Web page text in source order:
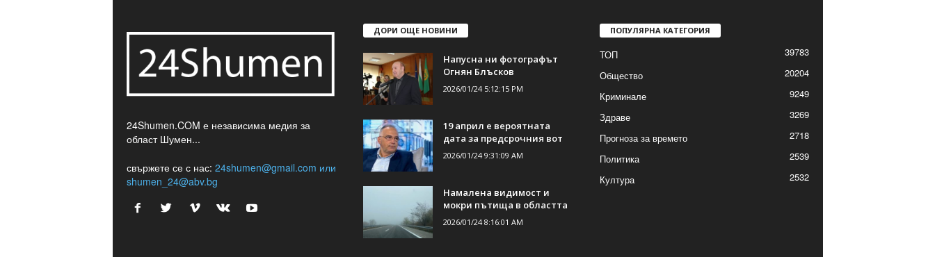
24Shumen.COM е независима медия за
област Шумен...
свържете се с нас: 24shumen@gmail.com или
shumen_24@abv.bg
ДОРИ ОЩЕ НОВИНИ
Напусна ни фотографът
Огнян Блъсков
2026/01/24 5:12:15 PM
19 април е вероятната
дата за предсрочния вот
2026/01/24 9:31:09 AM
Намалена видимост и
мокри пътища в областта
2026/01/24 8:16:01 AM
ПОПУЛЯРНА КАТЕГОРИЯ
ТОП
39783
Общество
20204
Криминале
9249
Здраве
3269
Прогноза за времето
2718
Политика
2539
Култура
2532